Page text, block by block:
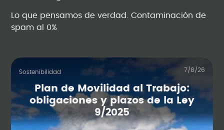
Lo que pensamos de verdad. Contaminación de
spam al 0%
Sostenibilidad 7/8/26
Plan de Movilidad al Trabajo:
obligaciones y plazos de la Ley
9/2025